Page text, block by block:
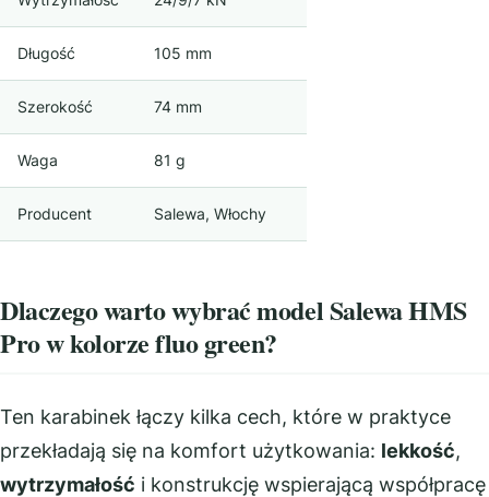
Długość 105 mm
Szerokość 74 mm
Waga 81 g
Producent Salewa, Włochy
Dlaczego warto wybrać model Salewa HMS
Pro w kolorze fluo green?
Ten karabinek łączy kilka cech, które w praktyce
przekładają się na komfort użytkowania: lekkość,
wytrzymałość i konstrukcję wspierającą współpracę